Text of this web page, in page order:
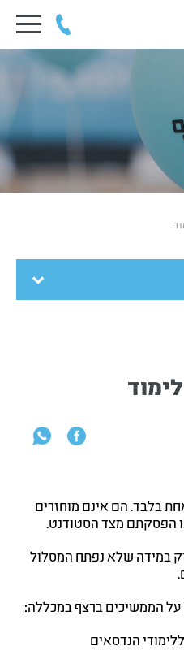
בלבד. הם אינם מוחזרים
הפסקתם מצד הסטודנט.
במידה שלא נפתח המסלול
הממשיכים ברצף במכללה: